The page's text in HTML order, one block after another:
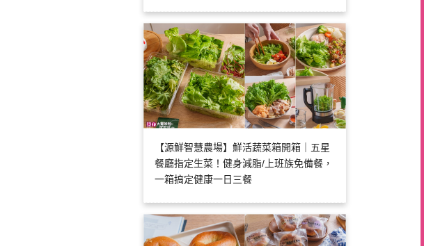
【源鮮智慧農場】鮮活蔬菜箱開箱｜五星
餐廳指定生菜！健身減脂/上班族免備餐，
一箱搞定健康一日三餐